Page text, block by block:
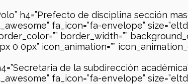
h4=”Prefecto de disciplina sección
fa_icon=”fa-envelope”
border_width=””
0px” icon_animation=””
de la subdirección
fa_icon=”fa-envelope”